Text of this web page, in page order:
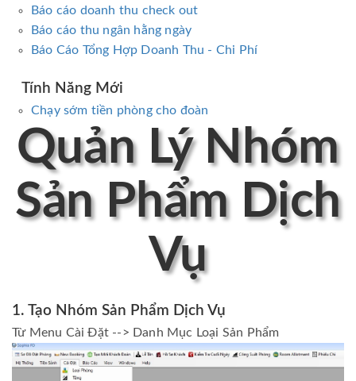
Báo cáo doanh thu check out
Báo cáo thu ngân hằng ngày
Báo Cáo Tổng Hợp Doanh Thu - Chi Phí
Tính Năng Mới
Chạy sớm tiền phòng cho đoàn
Quản Lý Nhóm
Sản Phẩm Dịch
Vụ
1. Tạo Nhóm Sản Phẩm Dịch Vụ
Từ Menu Cài Đặt --> Danh Mục Loại Sản Phẩm